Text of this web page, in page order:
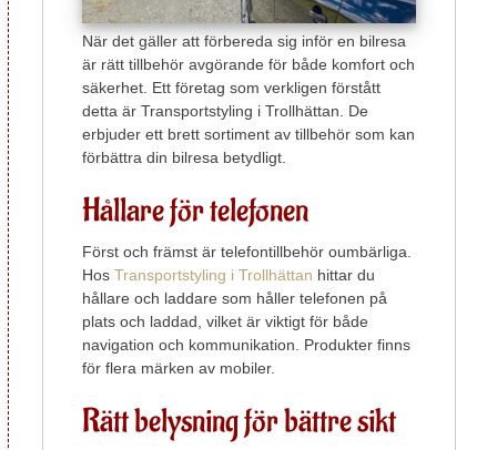
När det gäller att förbereda sig inför en bilresa
är rätt tillbehör avgörande för både komfort och
säkerhet. Ett företag som verkligen förstått
detta är Transportstyling i Trollhättan. De
erbjuder ett brett sortiment av tillbehör som kan
förbättra din bilresa betydligt.
Hållare för telefonen
Först och främst är telefontillbehör oumbärliga.
HosTransportstyling i Trollhättan hittar du
hållare och laddare som håller telefonen på
plats och laddad, vilket är viktigt för både
navigation och kommunikation. Produkter finns
för flera märken av mobiler.
Rätt belysning för bättre sikt